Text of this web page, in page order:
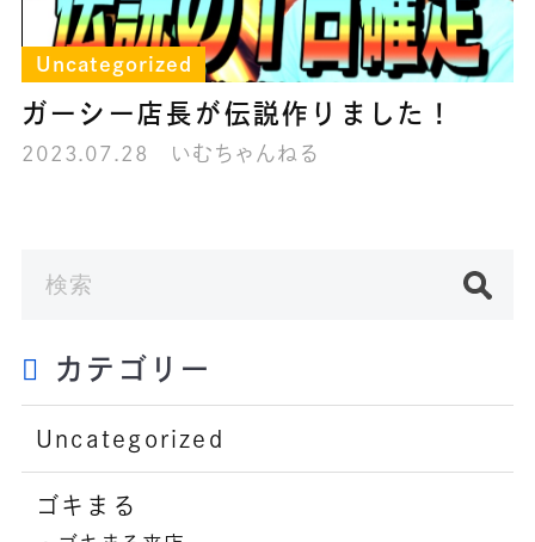
Uncategorized
ガーシー店長が伝説作りました！
2023.07.28 いむちゃんねる
カテゴリー
Uncategorized
ゴキまる